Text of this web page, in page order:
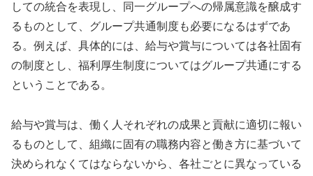
しての統合を表現し、同一グループへの帰属意識を醸成す
るものとして、グループ共通制度も必要になるはずであ
る。例えば、具体的には、給与や賞与については各社固有
の制度とし、福利厚生制度についてはグループ共通にする
ということである。
給与や賞与は、働く人それぞれの成果と貢献に適切に報い
るものとして、組織に固有の職務内容と働き方に基づいて
決められなくてはならないから、各社ごとに異なっている